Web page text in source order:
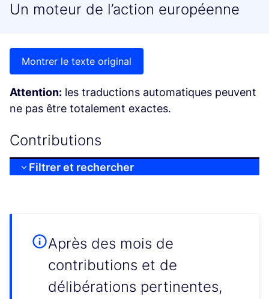
Un moteur de l’action européenne
Montrer le texte original
Attention: les traductions automatiques peuvent
ne pas être totalement exactes.
Contributions
Filtrer et rechercher
Après des mois de
contributions et de
délibérations pertinentes,